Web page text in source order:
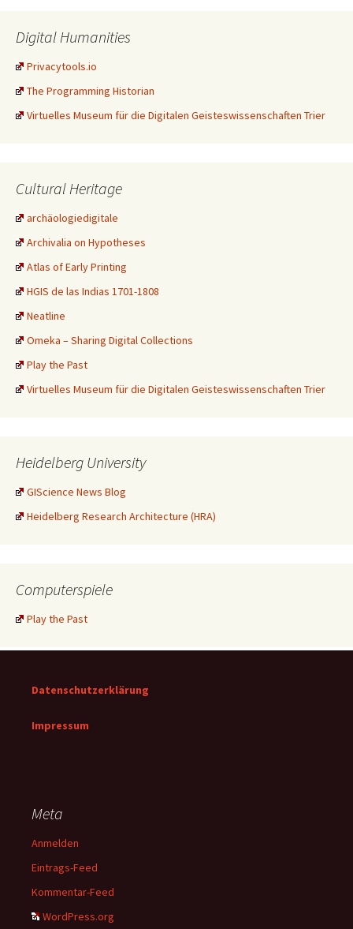
Digital Humanities
Privacytools.io
The Programming Historian
Virtuelles Museum für die Digitalen Geisteswissenschaften Trier
Cultural Heritage
archäologiedigitale
Archivalia on Hypotheses
Atlas of Early Printing
HGIS de las Indias 1701-1808
Neatline
Omeka – Sharing Digital Collections
Play the Past
Virtuelles Museum für die Digitalen Geisteswissenschaften Trier
Heidelberg University
GIScience News Blog
Heidelberg Research Architecture (HRA)
Computerspiele
Play the Past
Datenschutzerklärung
Impressum
Meta
Anmelden
Eintrags-Feed
Kommentar-Feed
WordPress.org